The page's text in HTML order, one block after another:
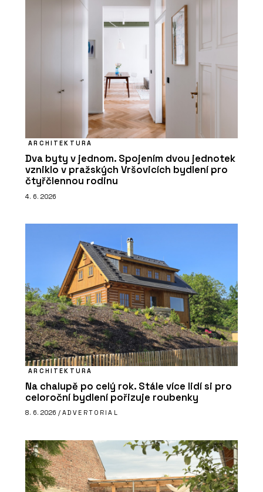
ARCHITEKTURA
Dva byty v jednom. Spojením dvou jednotek
vzniklo v pražských Vršovicích bydlení pro
čtyřčlennou rodinu
4. 6. 2026
ARCHITEKTURA
Na chalupě po celý rok. Stále více lidí si pro
celoroční bydlení pořizuje roubenky
8. 6. 2026 / ADVERTORIAL